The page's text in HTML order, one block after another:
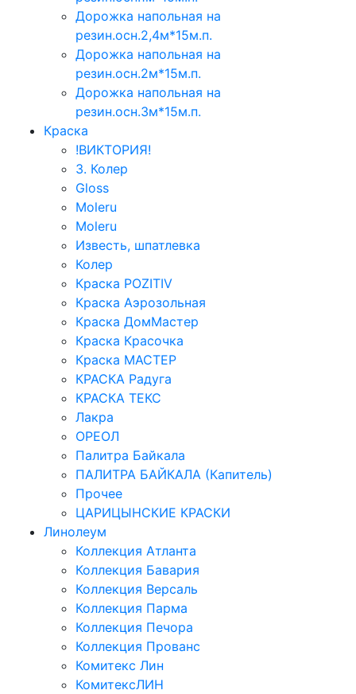
Дорожка напольная на
резин.осн.2,4м*15м.п.
Дорожка напольная на
резин.осн.2м*15м.п.
Дорожка напольная на
резин.осн.3м*15м.п.
Краска
!ВИКТОРИЯ!
3. Колер
Gloss
Moleru
Moleru
Известь, шпатлевка
Колер
Краска POZITIV
Краска Аэрозольная
Краска ДомМастер
Краска Красочка
Краска МАСТЕР
КРАСКА Радуга
КРАСКА ТЕКС
Лакра
ОРЕОЛ
Палитра Байкала
ПАЛИТРА БАЙКАЛА (Капитель)
Прочее
ЦАРИЦЫНСКИЕ КРАСКИ
Линолеум
Коллекция Атланта
Коллекция Бавария
Коллекция Версаль
Коллекция Парма
Коллекция Печора
Коллекция Прованс
Комитекс Лин
КомитексЛИН